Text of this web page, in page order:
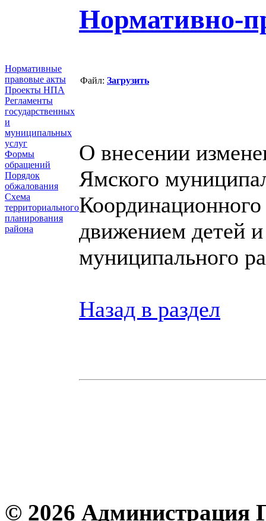
Нормативные
правовые акты
Проекты НПА
Регламенты
государственных
и
муниципальных
услуг
Формы
обращений
Порядок
обжалования
Схема
территориального
планирования
района
Нормативно-
Файл: Загрузить
О внесении
Ямского
движением детей
муниципального
Назад в раздел
© 2026 Администрация